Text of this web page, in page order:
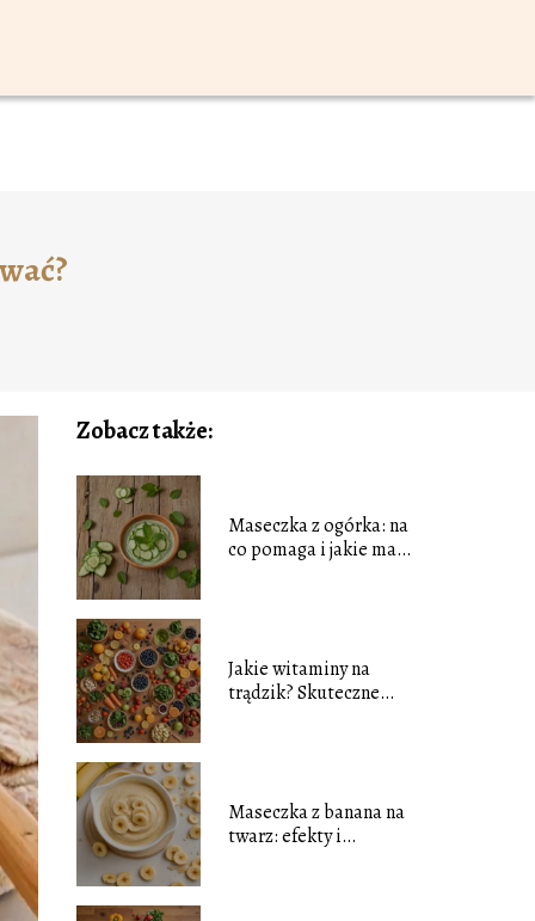
Zobacz także:
Maseczka z ogórka: na
co pomaga i jakie ma
Jakie witaminy na
trądzik? Skuteczne
Maseczka z banana na
twarz: efekty i